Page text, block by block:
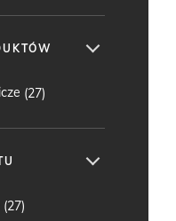
(27)
(27)